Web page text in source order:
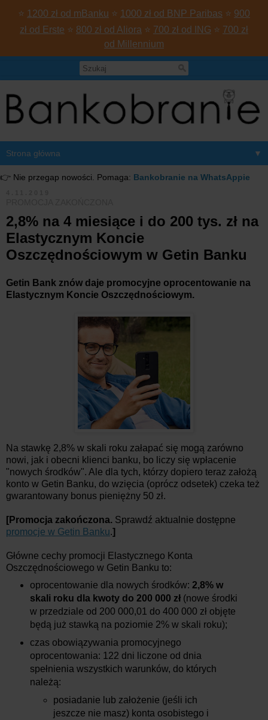
⭐ 1200 zł od mBanku ⭐ 1000 zł od BNP Paribas ⭐ 900
zł od Erste ⭐ 800 zł od Aliora ⭐ 700 zł od ING ⭐ 700 zł
od Millennium
▼
👉 Nie przegap nowości. Pomaga: Bankobranie na WhatsAppie
2,8% na 4 miesiące i do 200 tys. zł na
Elastycznym Koncie
Oszczędnościowym w Getin Banku
Getin Bank znów daje promocyjne oprocentowanie na
Elastycznym Koncie Oszczędnościowym.
Na stawkę 2,8% w skali roku załapać się mogą zarówno
nowi, jak i obecni klienci banku, bo liczy się wpłacenie
"nowych środków". Ale dla tych, którzy dopiero teraz założą
konto w Getin Banku, do wzięcia (oprócz odsetek) czeka też
gwarantowany bonus pieniężny 50 zł.
[Promocja zakończona. Sprawdź aktualnie dostępne
promocje w Getin Banku.]
Główne cechy promocji Elastycznego Konta
Oszczędnościowego w Getin Banku to:
oprocentowanie dla nowych środków: 2,8% w
skali roku dla kwoty do 200 000 zł (nowe środki
w przedziale od 200 000,01 do 400 000 zł objęte
będą już stawką na poziomie 2% w skali roku);
czas obowiązywania promocyjnego
oprocentowania: 122 dni liczone od dnia
spełnienia wszystkich warunków, do których
należą:
posiadanie lub założenie (jeśli ich
jeszcze nie masz) konta osobistego i